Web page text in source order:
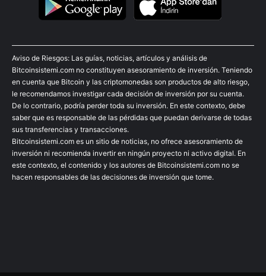
Aviso de Riesgos: Las guías, noticias, artículos y análisis de
Bitcoinsistemi.com no constituyen asesoramiento de inversión. Teniendo
en cuenta que Bitcoin y las criptomonedas son productos de alto riesgo,
le recomendamos investigar cada decisión de inversión por su cuenta.
De lo contrario, podría perder toda su inversión. En este contexto, debe
saber que es responsable de las pérdidas que puedan derivarse de todas
sus transferencias y transacciones.
Bitcoinsistemi.com es un sitio de noticias, no ofrece asesoramiento de
inversión ni recomienda invertir en ningún proyecto ni activo digital. En
este contexto, el contenido y los autores de Bitcoinsistemi.com no se
hacen responsables de las decisiones de inversión que tome.